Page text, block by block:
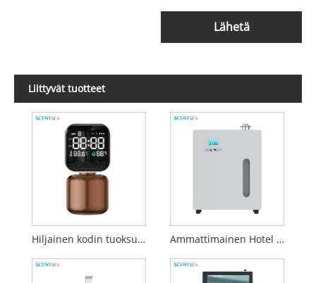
Lähetä
Liittyvät tuotteet
Hiljainen kodin tuoksuöljydiffuusori Ammattimainen Hotel Fragrance Oil Diffusori